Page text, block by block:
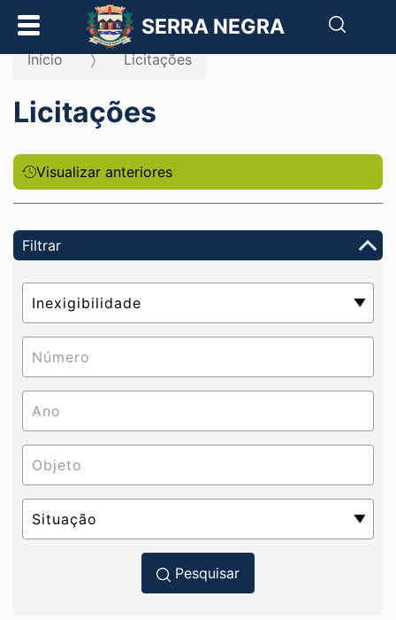
SERRA NEGRA
Início Licitações
Licitações
Visualizar anteriores
Filtrar
Pesquisar